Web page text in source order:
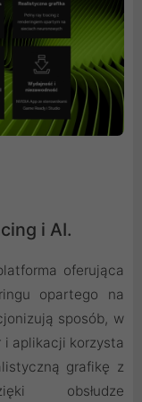
i AI.
oferująca
opartego na
sposób, w
i aplikacji korzysta
grafikę z
obsłudze